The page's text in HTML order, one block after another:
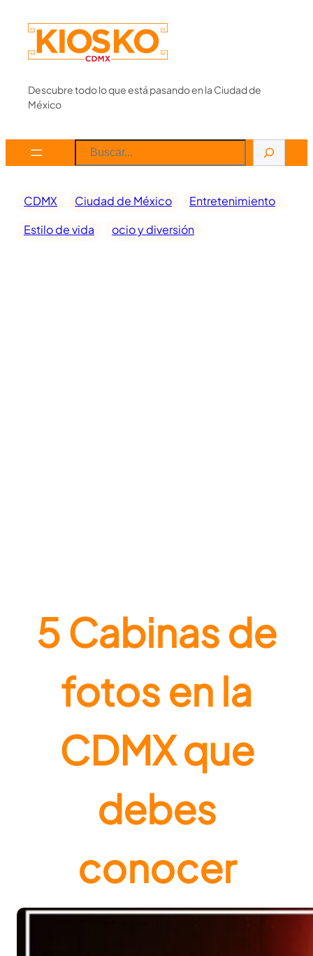
Descubre todo lo que está pasando en la Ciudad de
México
CDMX Ciudad de México
Entretenimiento
Estilo de vida
ocio y diversión
5 Cabinas de
fotos en la
CDMX que
debes
conocer